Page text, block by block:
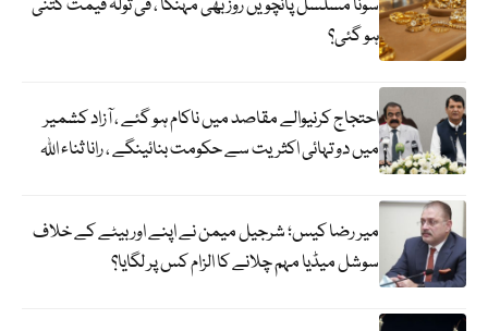
سونا مسلسل پانچویں روز بھی مہنگا ، فی تولہ قیمت کتنی
ہو گئی؟
احتجاج کرنیوالے مقاصد میں ناکام ہو گئے ، آزاد کشمیر
میں دو تہائی اکثریت سے حکومت بنائینگے ، رانا ثناء اللہ
میر رضا کیس؛ شرجیل میمن نے اپنے اور بیٹے کے خلاف
سوشل میڈیا مہم چلانے کا الزام کس پر لگایا؟